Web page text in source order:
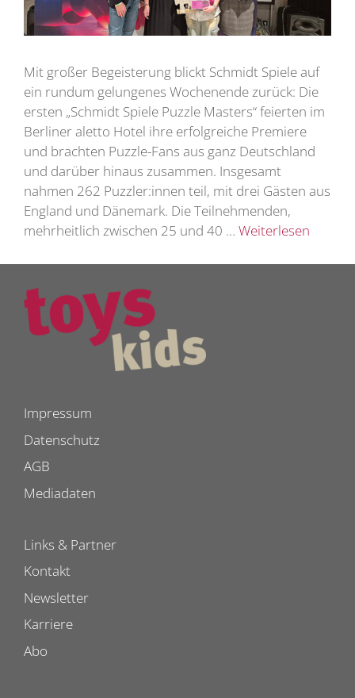
Mit großer Begeisterung blickt Schmidt Spiele auf
ein rundum gelungenes Wochenende zurück: Die
ersten „Schmidt Spiele Puzzle Masters“ feierten im
Berliner aletto Hotel ihre erfolgreiche Premiere
und brachten Puzzle-Fans aus ganz Deutschland
und darüber hinaus zusammen. Insgesamt
nahmen 262 Puzzler:innen teil, mit drei Gästen aus
England und Dänemark. Die Teilnehmenden,
mehrheitlich zwischen 25 und 40 … Weiterlesen
Impressum
Datenschutz
AGB
Mediadaten
Links & Partner
Kontakt
Newsletter
Karriere
Abo